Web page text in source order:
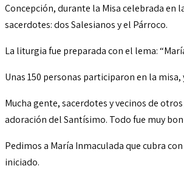
Concepción, durante la Misa celebrada en
sacerdotes: dos Salesianos y el Párroco.
La liturgia fue preparada con el lema:
Unas 150 personas participaron en la
Mucha gente, sacerdotes y vecinos de
adoración del Santísimo. Todo fue muy
Pedimos a María Inmaculada que cubra
iniciado.